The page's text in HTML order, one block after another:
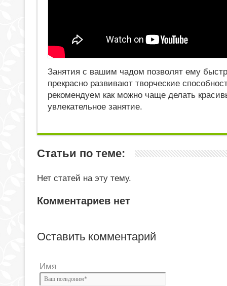
Занятия с вашим чадом позволят ему
прекрасно развивают творческие
рекомендуем как можно чаще делать
увлекательное занятие.
Статьи по теме:
Нет статей на эту тему.
Комментариев нет
Оставить комментарий
Имя